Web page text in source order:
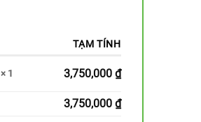
TẠM TÍNH
× 1 3,750,000 ₫
3,750,000 ₫